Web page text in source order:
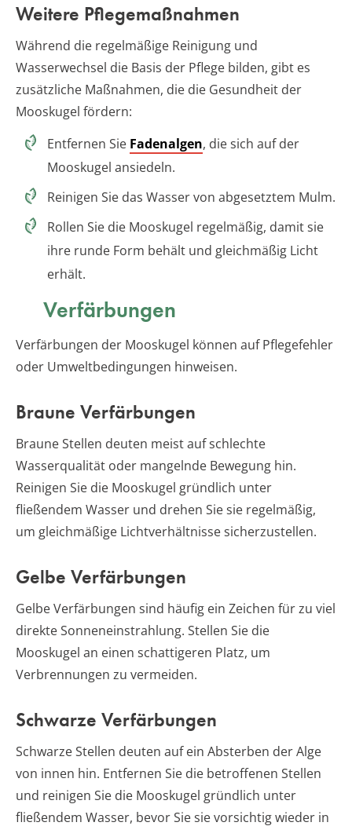
Weitere Pflegemaßnahmen
Während die regelmäßige Reinigung und
Wasserwechsel die Basis der Pflege bilden, gibt es
zusätzliche Maßnahmen, die die Gesundheit der
Mooskugel fördern:
Entfernen Sie Fadenalgen, die sich auf der
Mooskugel ansiedeln.
Reinigen Sie das Wasser von abgesetztem Mulm.
Rollen Sie die Mooskugel regelmäßig, damit sie
ihre runde Form behält und gleichmäßig Licht
erhält.
Verfärbungen
Verfärbungen der Mooskugel können auf Pflegefehler
oder Umweltbedingungen hinweisen.
Braune Verfärbungen
Braune Stellen deuten meist auf schlechte
Wasserqualität oder mangelnde Bewegung hin.
Reinigen Sie die Mooskugel gründlich unter
fließendem Wasser und drehen Sie sie regelmäßig,
um gleichmäßige Lichtverhältnisse sicherzustellen.
Gelbe Verfärbungen
Gelbe Verfärbungen sind häufig ein Zeichen für zu viel
direkte Sonneneinstrahlung. Stellen Sie die
Mooskugel an einen schattigeren Platz, um
Verbrennungen zu vermeiden.
Schwarze Verfärbungen
Schwarze Stellen deuten auf ein Absterben der Alge
von innen hin. Entfernen Sie die betroffenen Stellen
und reinigen Sie die Mooskugel gründlich unter
fließendem Wasser, bevor Sie sie vorsichtig wieder in